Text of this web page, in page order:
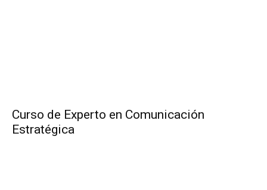
Curso de Experto en Comunicación
Estratégica